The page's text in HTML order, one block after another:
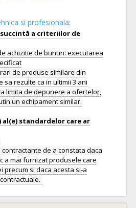
si profesionala:
a criteriilor de
achizitie de bunuri: executarea
de produse similare din
sa rezulte ca in ultimii 3 ani
limita de depunere a ofertelor,
un echipament similar.
al(e) standardelor care ar
de a constata daca
a mai furnizat produsele care
precum si daca acesta si-a